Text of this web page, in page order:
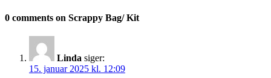
0 comments on Scrappy Bag/ Kit
Linda siger:
15. januar 2025 kl. 12:09